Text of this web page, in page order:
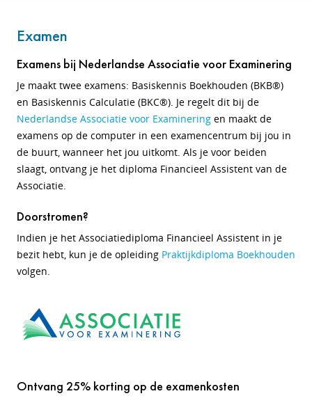
Examen
Examens bij Nederlandse Associatie voor Examinering
Je maakt twee examens: Basiskennis Boekhouden (BKB®)
en Basiskennis Calculatie (BKC®). Je regelt dit bij de
Nederlandse Associatie voor Examinering en maakt de
examens op de computer in een examencentrum bij jou in
de buurt, wanneer het jou uitkomt. Als je voor beiden
slaagt, ontvang je het diploma Financieel Assistent van de
Associatie.
Doorstromen?
Indien je het Associatiediploma Financieel Assistent in je
bezit hebt, kun je de opleiding Praktijkdiploma Boekhouden
volgen.
Ontvang 25% korting op de examenkosten